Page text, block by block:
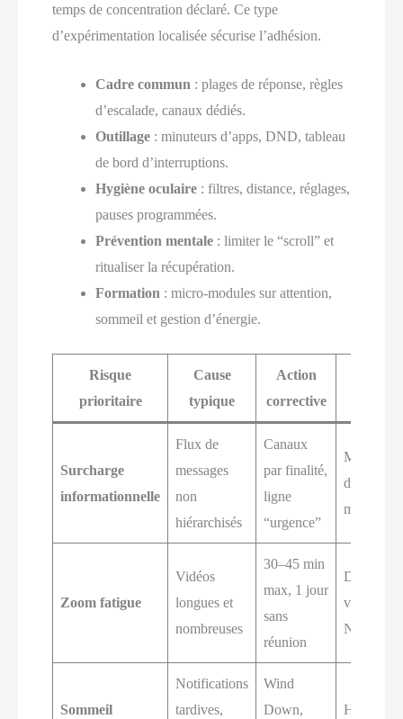
temps de concentration déclaré. Ce type
d’expérimentation localisée sécurise l’adhésion.
Cadre commun : plages de réponse, règles
d’escalade, canaux dédiés.
Outillage : minuteurs d’apps, DND, tableau
de bord d’interruptions.
Hygiène oculaire : filtres, distance, réglages,
pauses programmées.
Prévention mentale : limiter le “scroll” et
ritualiser la récupération.
Formation : micro-modules sur attention,
sommeil et gestion d’énergie.
Risque
prioritaire
Cause
typique
Action
corrective
Surcharge
informationnelle
Flux de
messages
non
hiérarchisés
Canaux
par finalité,
ligne
“urgence”
de
médian
Zoom fatigue
Vidéos
longues et
nombreuses
30–45 min
max, 1 jour
sans
réunion
Durée
visio/
NPS
Sommeil
Notifications
tardives,
Wind
Down,
Heure